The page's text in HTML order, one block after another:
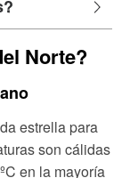
Norte?
estrella para
son cálidas
en la mayoría